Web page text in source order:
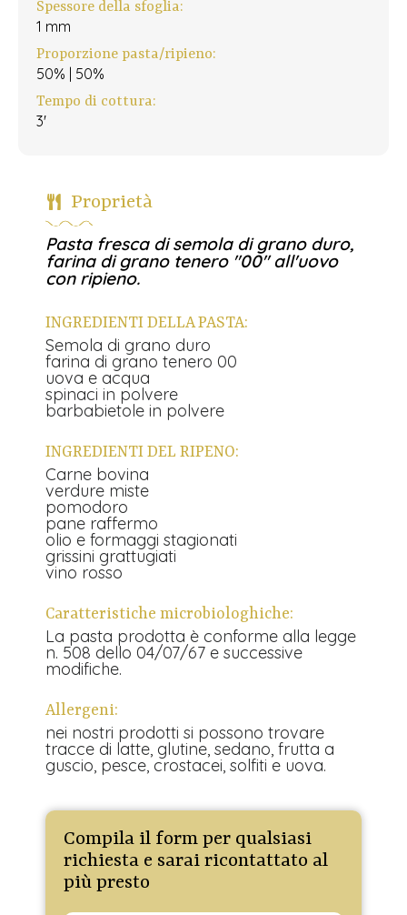
Spessore della sfoglia:
1 mm
Proporzione pasta/ripieno:
50% | 50%
Tempo di cottura:
3'
Proprietà
Pasta fresca di semola di grano duro,
farina di grano tenero "00" all'uovo
con ripieno.
INGREDIENTI DELLA PASTA:
Semola di grano duro
farina di grano tenero 00
uova e acqua
spinaci in polvere
barbabietole in polvere
INGREDIENTI DEL RIPENO:
Carne bovina
verdure miste
pomodoro
pane raffermo
olio e formaggi stagionati
grissini grattugiati
vino rosso
Caratteristiche microbiologhiche:
La pasta prodotta è conforme alla legge
n. 508 dello 04/07/67 e successive
modifiche.
Allergeni:
nei nostri prodotti si possono trovare
tracce di latte, glutine, sedano, frutta a
guscio, pesce, crostacei, solfiti e uova.
Compila il form per qualsiasi
richiesta e sarai ricontattato al
più presto